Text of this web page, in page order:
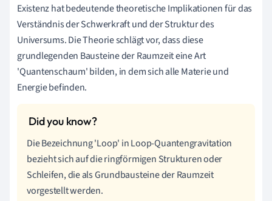
Existenz hat bedeutende theoretische Implikationen für das
Verständnis der Schwerkraft und der Struktur des
Universums. Die Theorie schlägt vor, dass diese
grundlegenden Bausteine der Raumzeit eine Art
'Quantenschaum' bilden, in dem sich alle Materie und
Energie befinden.
Die Bezeichnung 'Loop' in Loop-Quantengravitation
bezieht sich auf die ringförmigen Strukturen oder
Schleifen, die als Grundbausteine der Raumzeit
vorgestellt werden.